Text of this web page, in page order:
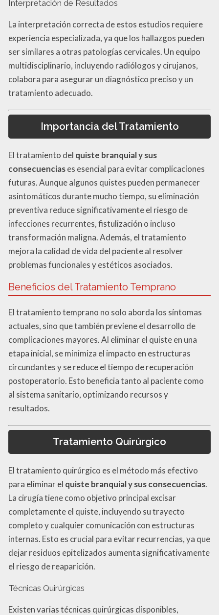
Interpretación de Resultados
La interpretación correcta de estos estudios requiere
experiencia especializada, ya que los hallazgos pueden
ser similares a otras patologías cervicales. Un equipo
multidisciplinario, incluyendo radiólogos y cirujanos,
colabora para asegurar un diagnóstico preciso y un
tratamiento adecuado.
Importancia del Tratamiento
El tratamiento del quiste branquial y sus
consecuenciases esencial para evitar complicaciones
futuras. Aunque algunos quistes pueden permanecer
asintomáticos durante mucho tiempo, su eliminación
preventiva reduce significativamente el riesgo de
infecciones recurrentes, fistulización o incluso
transformación maligna. Además, el tratamiento
mejora la calidad de vida del paciente al resolver
problemas funcionales y estéticos asociados.
Beneficios del Tratamiento Temprano
El tratamiento temprano no solo aborda los síntomas
actuales, sino que también previene el desarrollo de
complicaciones mayores. Al eliminar el quiste en una
etapa inicial, se minimiza el impacto en estructuras
circundantes y se reduce el tiempo de recuperación
postoperatorio. Esto beneficia tanto al paciente como
al sistema sanitario, optimizando recursos y
resultados.
Tratamiento Quirúrgico
El tratamiento quirúrgico es el método más efectivo
para eliminar el quiste branquial y sus consecuencias.
La cirugía tiene como objetivo principal excisar
completamente el quiste, incluyendo su trayecto
completo y cualquier comunicación con estructuras
internas. Esto es crucial para evitar recurrencias, ya que
dejar residuos epitelizados aumenta significativamente
el riesgo de reaparición.
Técnicas Quirúrgicas
Existen varias técnicas quirúrgicas disponibles,